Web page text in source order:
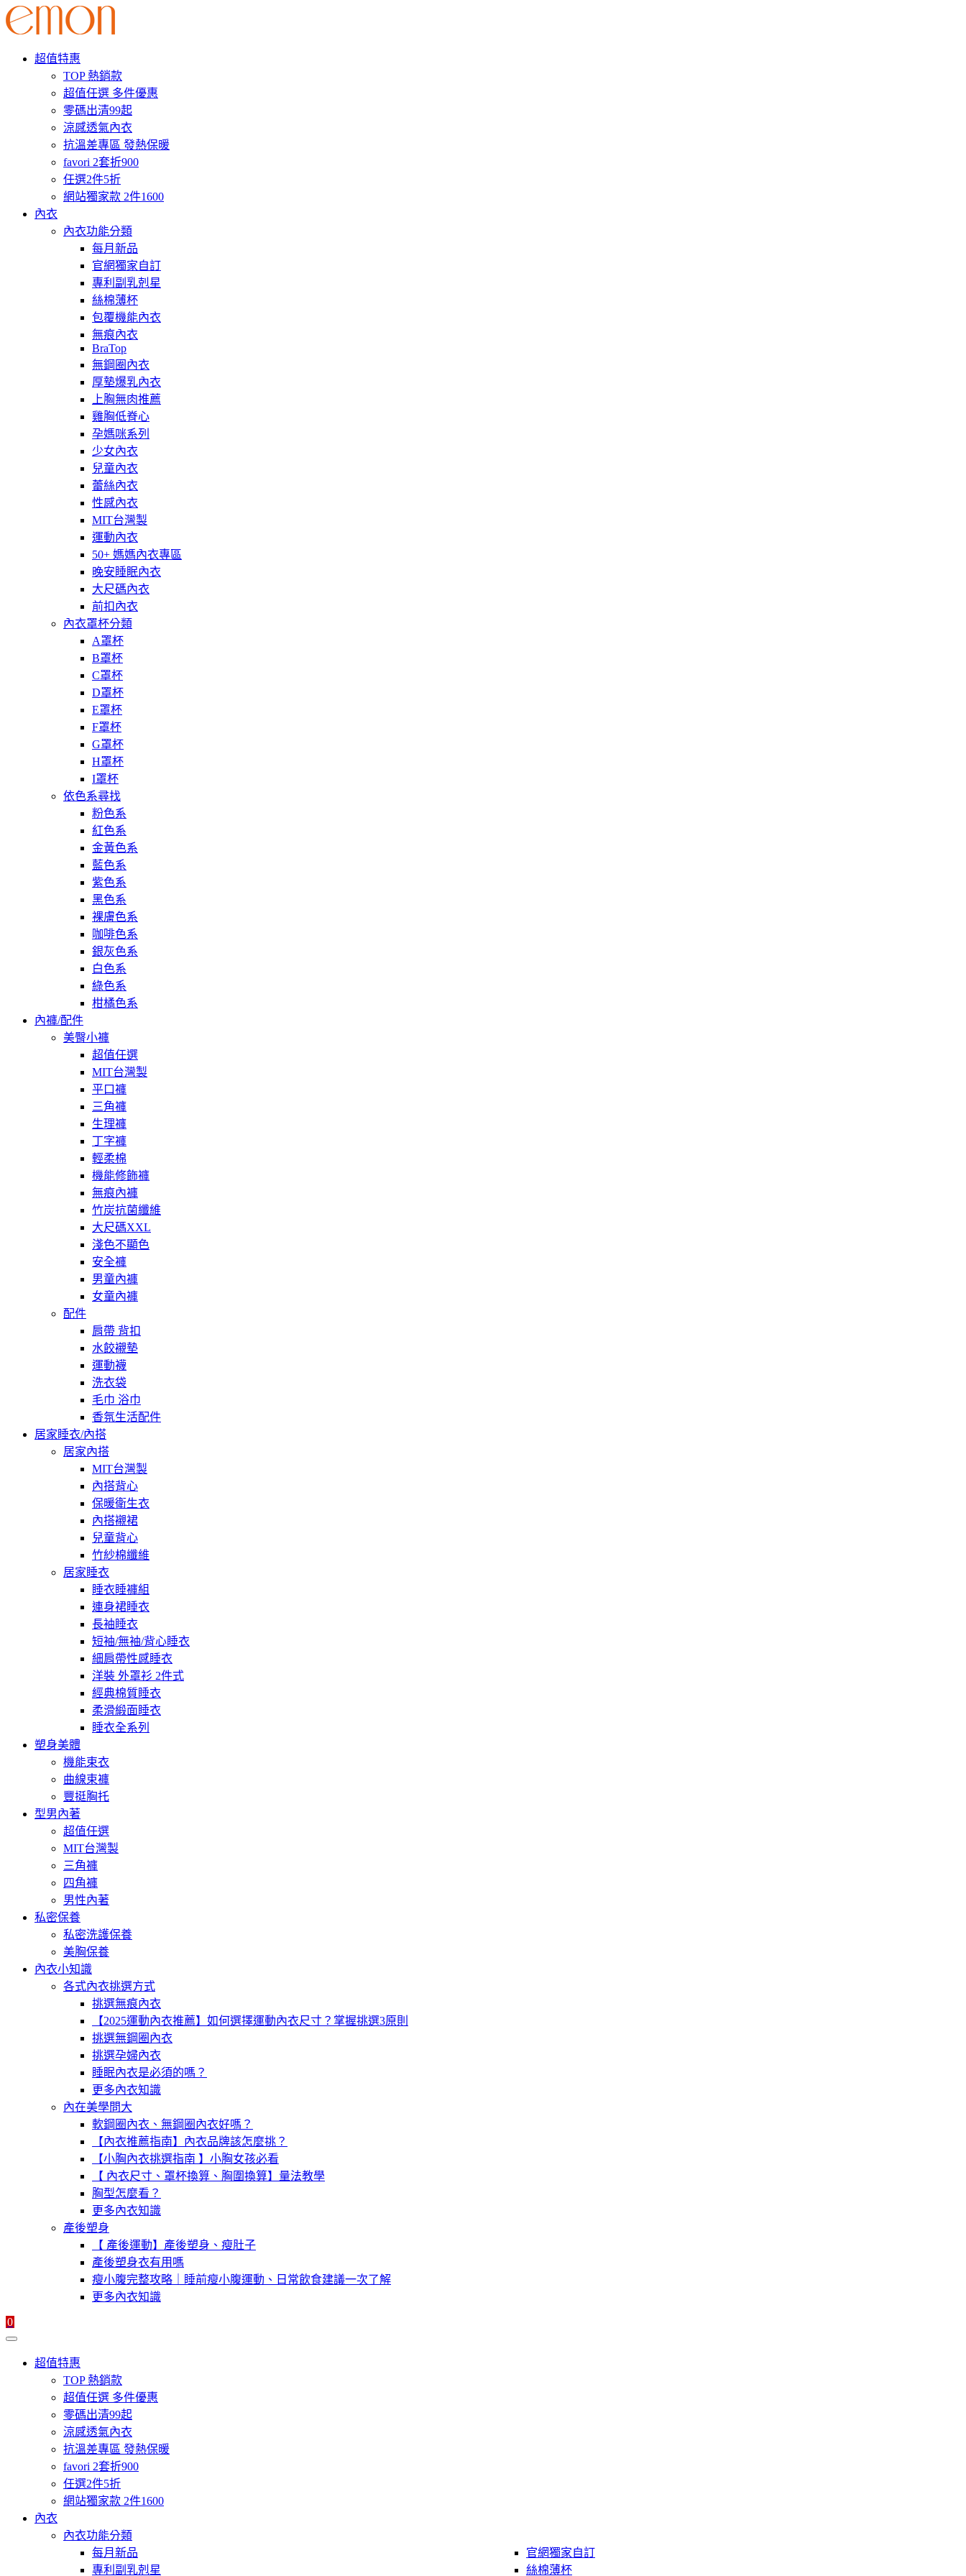
超值特惠
TOP 熱銷款
超值任選 多件優惠
零碼出清99起
涼感透氣內衣
抗溫差專區 發熱保暖
favori 2套折900
任選2件5折
網站獨家款 2件1600
內衣
內衣功能分類
每月新品
官網獨家自訂
專利副乳剋星
絲棉薄杯
包覆機能內衣
無痕內衣
BraTop
無鋼圈內衣
厚墊爆乳內衣
上胸無肉推薦
雞胸低脊心
孕媽咪系列
少女內衣
兒童內衣
蕾絲內衣
性感內衣
MIT台灣製
運動內衣
50+ 媽媽內衣專區
晚安睡眠內衣
大尺碼內衣
前扣內衣
內衣罩杯分類
A罩杯
B罩杯
C罩杯
D罩杯
E罩杯
F罩杯
G罩杯
H罩杯
I罩杯
依色系尋找
粉色系
紅色系
金黃色系
藍色系
紫色系
黑色系
裸膚色系
咖啡色系
銀灰色系
白色系
綠色系
柑橘色系
內褲/配件
美臀小褲
超值任選
MIT台灣製
平口褲
三角褲
生理褲
丁字褲
輕柔棉
機能修飾褲
無痕內褲
竹炭抗菌纖維
大尺碼XXL
淺色不顯色
安全褲
男童內褲
女童內褲
配件
肩帶 背扣
水餃襯墊
運動襪
洗衣袋
毛巾 浴巾
香氛生活配件
居家睡衣/內搭
居家內搭
MIT台灣製
內搭背心
保暖衛生衣
內搭襯裙
兒童背心
竹紗棉纖維
居家睡衣
睡衣睡褲組
連身裙睡衣
長袖睡衣
短袖/無袖/背心睡衣
細肩帶性感睡衣
洋裝 外罩衫 2件式
經典棉質睡衣
柔滑緞面睡衣
睡衣全系列
塑身美體
機能束衣
曲線束褲
豐挺胸托
型男內著
超值任選
MIT台灣製
三角褲
四角褲
男性內著
私密保養
私密洗護保養
美胸保養
內衣小知識
各式內衣挑選方式
挑選無痕內衣
【2025運動內衣推薦】如何選擇運動內衣尺寸？掌握挑選3原則
挑選無鋼圈內衣
挑選孕婦內衣
睡眠內衣是必須的嗎？
更多內衣知識
內在美學問大
軟鋼圈內衣、無鋼圈內衣好嗎？
【內衣推薦指南】內衣品牌該怎麼挑？
【小胸內衣挑選指南 】小胸女孩必看
【 內衣尺寸、罩杯換算、胸圍換算】量法教學
胸型怎麼看？
更多內衣知識
產後塑身
【 產後運動】產後塑身、瘦肚子
產後塑身衣有用嗎
瘦小腹完整攻略｜睡前瘦小腹運動、日常飲食建議一次了解
更多內衣知識
0
超值特惠
TOP 熱銷款
超值任選 多件優惠
零碼出清99起
涼感透氣內衣
抗溫差專區 發熱保暖
favori 2套折900
任選2件5折
網站獨家款 2件1600
內衣
內衣功能分類
每月新品
官網獨家自訂
專利副乳剋星
絲棉薄杯